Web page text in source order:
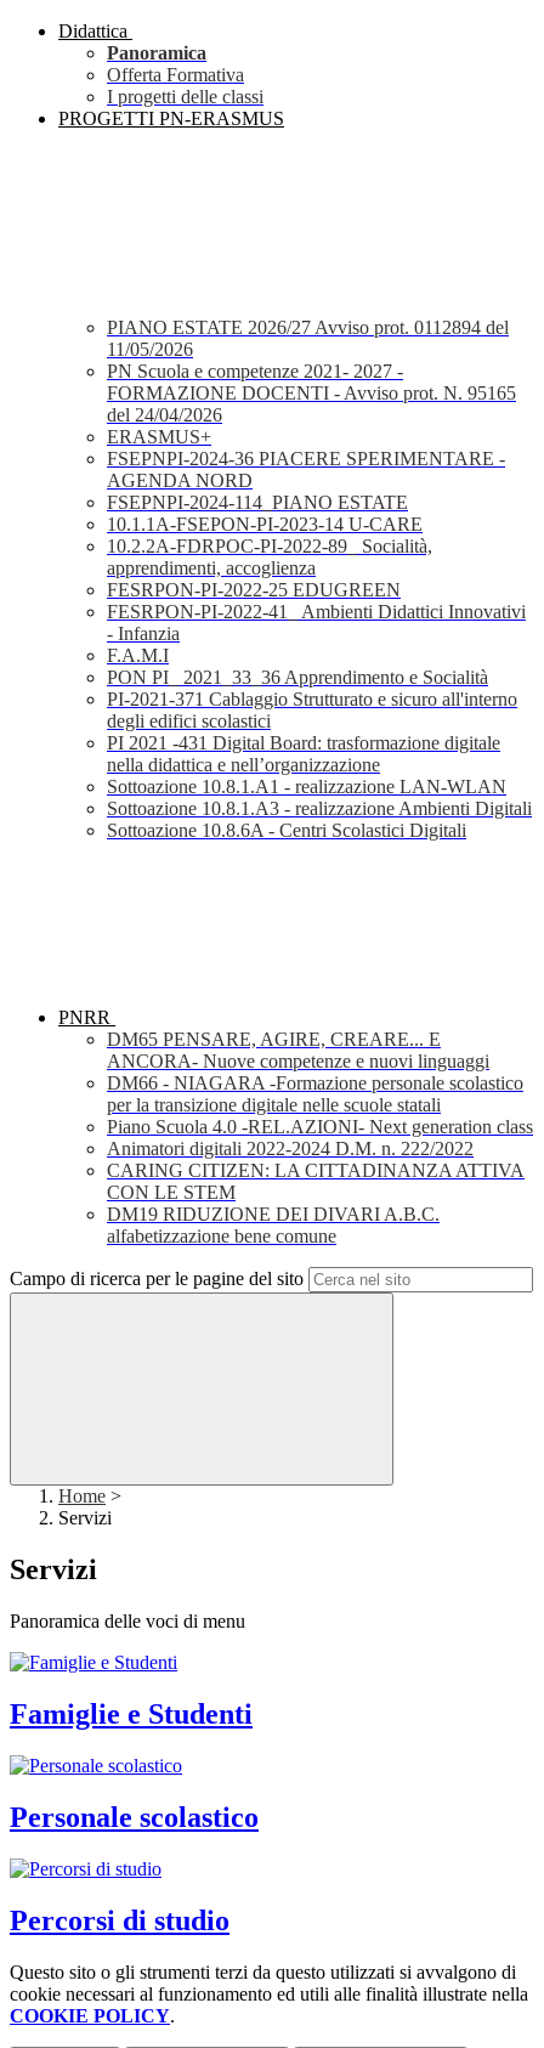
Didattica
Panoramica
Offerta Formativa
I progetti delle classi
PROGETTI PN-ERASMUS
PIANO ESTATE 2026/27 Avviso prot. 0112894 del
11/05/2026
PN Scuola e competenze 2021- 2027 -
FORMAZIONE DOCENTI - Avviso prot. N. 95165
del 24/04/2026
ERASMUS+
FSEPNPI-2024-36 PIACERE SPERIMENTARE -
AGENDA NORD
FSEPNPI-2024-114_PIANO ESTATE
10.1.1A-FSEPON-PI-2023-14 U-CARE
10.2.2A-FDRPOC-PI-2022-89_ Socialità,
apprendimenti, accoglienza
FESRPON-PI-2022-25 EDUGREEN
FESRPON-PI-2022-41_ Ambienti Didattici Innovativi
- Infanzia
F.A.M.I
PON PI_ 2021_33_36 Apprendimento e Socialità
PI-2021-371 Cablaggio Strutturato e sicuro all'interno
degli edifici scolastici
PI 2021 -431 Digital Board: trasformazione digitale
nella didattica e nell’organizzazione
Sottoazione 10.8.1.A1 - realizzazione LAN-WLAN
Sottoazione 10.8.1.A3 - realizzazione Ambienti Digitali
Sottoazione 10.8.6A - Centri Scolastici Digitali
PNRR
DM65 PENSARE, AGIRE, CREARE... E
ANCORA- Nuove competenze e nuovi linguaggi
DM66 - NIAGARA -Formazione personale scolastico
per la transizione digitale nelle scuole statali
Piano Scuola 4.0 -REL.AZIONI- Next generation class
Animatori digitali 2022-2024 D.M. n. 222/2022
CARING CITIZEN: LA CITTADINANZA ATTIVA
CON LE STEM
DM19 RIDUZIONE DEI DIVARI A.B.C.
alfabetizzazione bene comune
Campo di ricerca per le pagine del sito
Home >
Servizi
Servizi
Panoramica delle voci di menu
Famiglie e Studenti
Personale scolastico
Percorsi di studio
Questo sito o gli strumenti terzi da questo utilizzati si avvalgono di
cookie necessari al funzionamento ed utili alle finalità illustrate nella
COOKIE POLICY.